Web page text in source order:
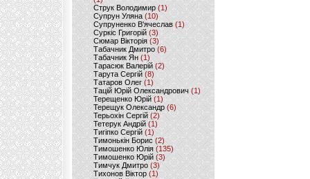
Струк Володимир (1)
Супрун Уляна (10)
Супруненко В'ячеслав (1)
Суркіс Григорій (3)
Сюмар Вікторія (3)
Табачник Дмитро (6)
Табачник Ян(1)
Тарасюк Валерій (2)
Тарута Сергій (8)
Татаров Олег(1)
Тацій Юрій Олександрович(1)
Терещенко Юрій(1)
Терещук Олександр(6)
Терьохін Сергій (2)
Тетерук Андрій (1)
Тигіпко Сергій(1)
Тимонькін Борис (2)
Тимошенко Юлія (135)
Тимошенко Юрій(3)
Тимчук Дмитро (3)
Тихонов Віктор (1)